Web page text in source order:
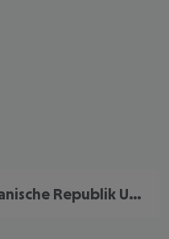
Dominikanische Republik Urlaub